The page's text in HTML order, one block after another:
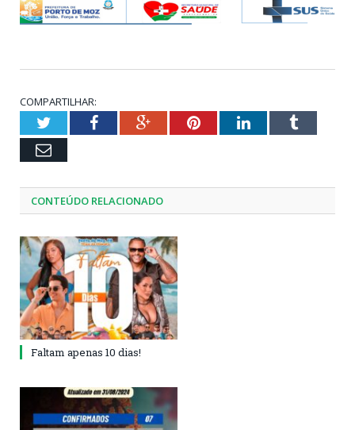
COMPARTILHAR:
TwitterFacebookGoogle+PinterestLinkedInTumblr
Email
CONTEÚDO RELACIONADO
Faltam apenas 10 dias!